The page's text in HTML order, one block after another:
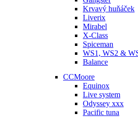
Krvavý huňáček
Liverix
Mirabel
X-Class
Spiceman
WS1, WS2 &
Balance
CCMoore
Equinox
Live system
Odyssey xxx
Pacific tuna